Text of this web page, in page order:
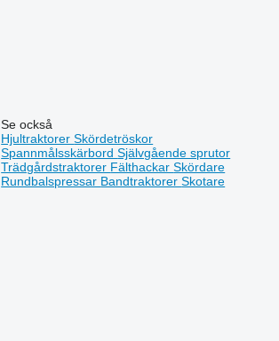
Se också
HjultraktorerSkördetröskor
SpannmålsskärbordSjälvgående sprutor
Trädgårdstraktorer FälthackarSkördare
Rundbalspressar BandtraktorerSkotare